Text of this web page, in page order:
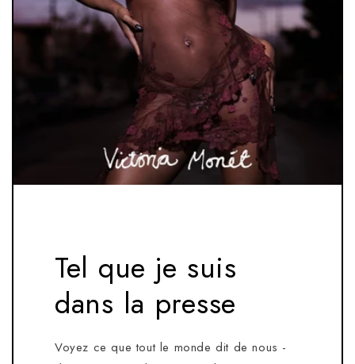
Tel que je suis
dans la presse
Voyez ce que tout le monde dit de nous -